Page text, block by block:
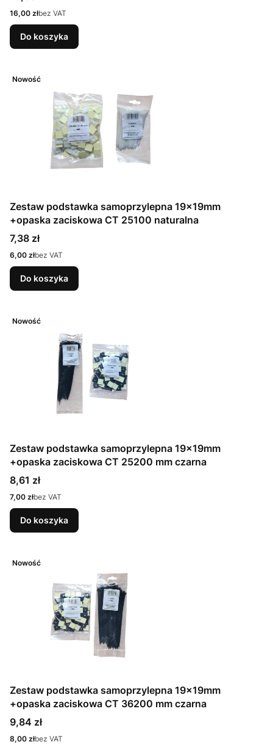
Cena
16,00 złbez VAT
Do koszyka
Nowość
Zestaw podstawka samoprzylepna 19x19mm
+opaska zaciskowa CT 25100 naturalna
Cena
7,38 zł
Cena
6,00 złbez VAT
Do koszyka
Nowość
Zestaw podstawka samoprzylepna 19x19mm
+opaska zaciskowa CT 25200 mm czarna
Cena
8,61 zł
Cena
7,00 złbez VAT
Do koszyka
Nowość
Zestaw podstawka samoprzylepna 19x19mm
+opaska zaciskowa CT 36200 mm czarna
Cena
9,84 zł
Cena
8,00 złbez VAT